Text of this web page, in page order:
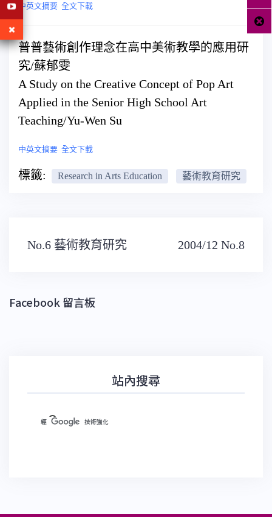
中英文摘要 全文下載
普普藝術創作理念在高中美術教學的應用研
究/蘇郁雯
A Study on the Creative Concept of Pop Art
Applied in the Senior High School Art
Teaching/Yu-Wen Su
中英文摘要 全文下載
標籤: Research in Arts Education 藝術教育研究
文
章
No.6 藝術教育研究 2004/12 No.8
Facebook 留言板
站內搜尋